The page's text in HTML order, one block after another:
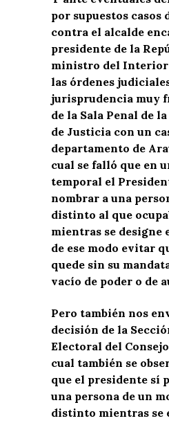
por supuestos casos
contra el alcalde
presidente de la
ministro del
las órdenes
jurisprudencia muy
de la Sala Penal de
de Justicia con un
departamento de
cual se falló que en
temporal el
nombrar a una
distinto al que
mientras se designe
de ese modo evitar
quede sin su
vacío de poder o de
Pero también nos
decisión de la
Electoral del
cual también se
que el presidente sí
una persona de un
distinto mientras se